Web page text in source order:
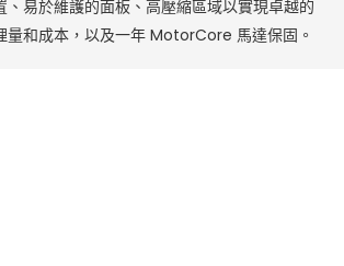
、易於維護的面板、高壓縮區域以實現卓越的
量和成本，以及一年 MotorCore 馬達保固。